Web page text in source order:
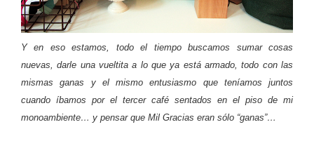
Y en eso estamos, todo el tiempo buscamos sumar cosas
nuevas, darle una vueltita a lo que ya está armado, todo con las
mismas ganas y el mismo entusiasmo que teníamos juntos
cuando íbamos por el tercer café sentados en el piso de mi
monoambiente… y pensar que Mil Gracias eran sólo “ganas”…